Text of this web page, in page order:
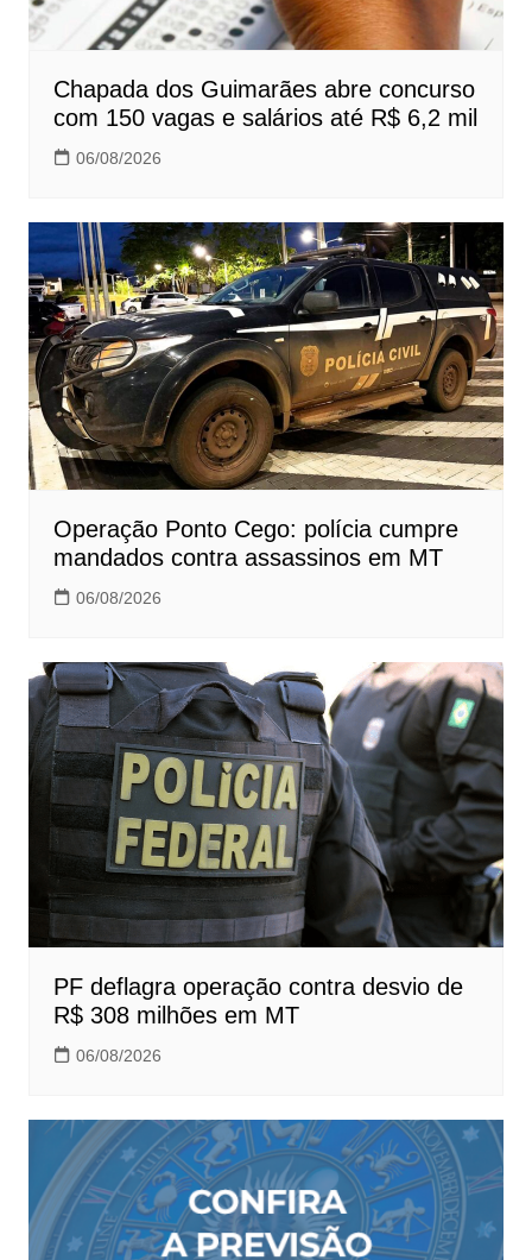
Chapada dos Guimarães abre concurso
com 150 vagas e salários até R$ 6,2 mil
06/08/2026
Operação Ponto Cego: polícia cumpre
mandados contra assassinos em MT
06/08/2026
PF deflagra operação contra desvio de
R$ 308 milhões em MT
06/08/2026